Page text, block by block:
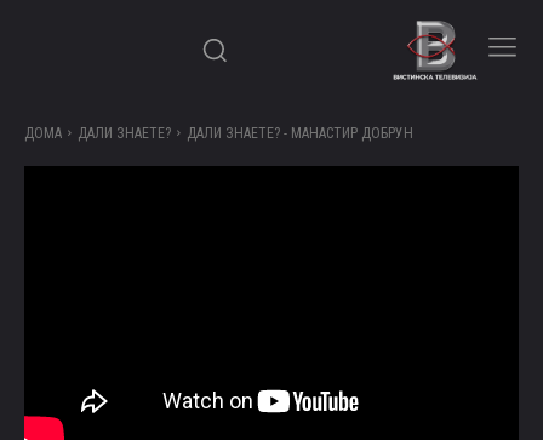
ДОМА ДАЛИ ЗНАЕТЕ? ДАЛИ ЗНАЕТЕ? - МАНАСТИР ДОБРУН